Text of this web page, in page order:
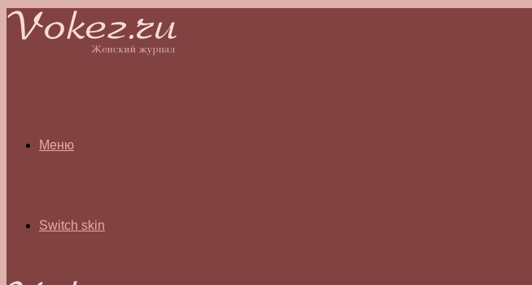
Меню
Switch skin